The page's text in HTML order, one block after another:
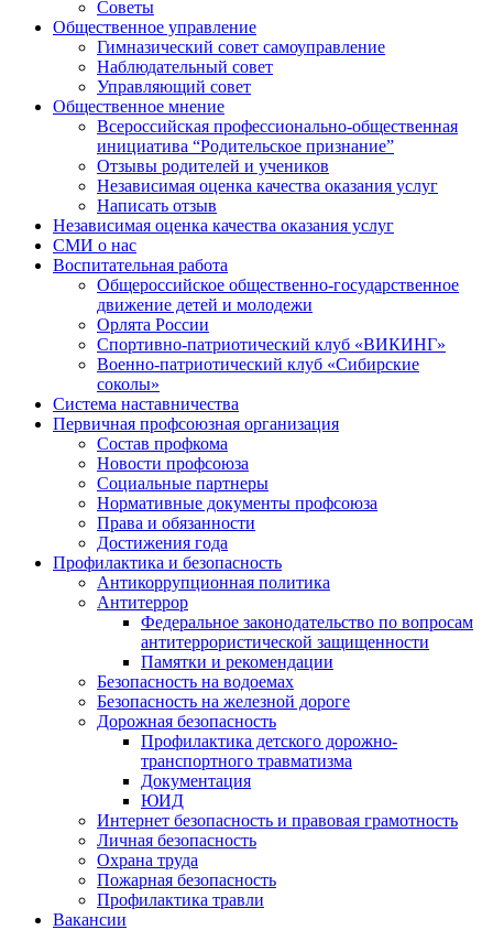
Советы
Общественное управление
Гимназический совет самоуправление
Наблюдательный совет
Управляющий совет
Общественное мнение
Всероссийская профессионально-общественная
инициатива “Родительское признание”
Отзывы родителей и учеников
Независимая оценка качества оказания услуг
Написать отзыв
Независимая оценка качества оказания услуг
СМИ о нас
Воспитательная работа
Общероссийское общественно-государственное
движение детей и молодежи
Орлята России
Спортивно-патриотический клуб «ВИКИНГ»
Военно-патриотический клуб «Сибирские
соколы»
Система наставничества
Первичная профсоюзная организация
Состав профкома
Новости профсоюза
Социальные партнеры
Нормативные документы профсоюза
Права и обязанности
Достижения года
Профилактика и безопасность
Антикоррупционная политика
Антитеррор
Федеральное законодательство по вопросам
антитеррористической защищенности
Памятки и рекомендации
Безопасность на водоемах
Безопасность на железной дороге
Дорожная безопасность
Профилактика детского дорожно-
транспортного травматизма
Документация
ЮИД
Интернет безопасность и правовая грамотность
Личная безопасность
Охрана труда
Пожарная безопасность
Профилактика травли
Вакансии